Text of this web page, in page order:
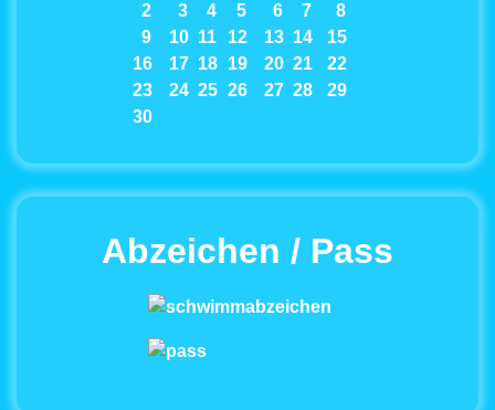
2
3 4 5 6 7
8
9
10 11 12 13 14
15
16
17 18 19 20 21
22
23
24 25 26 27 28
29
30
Abzeichen / Pass